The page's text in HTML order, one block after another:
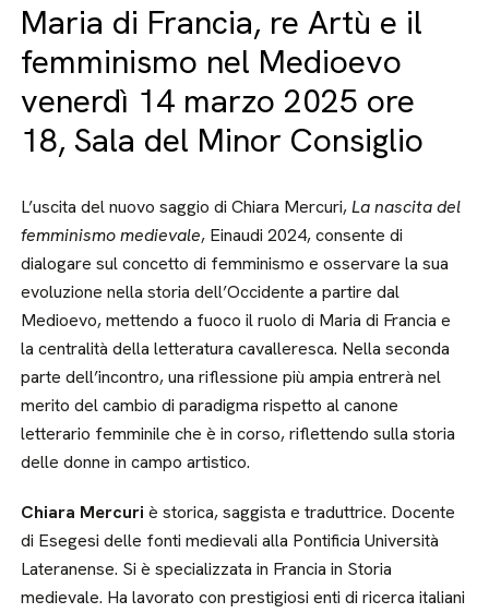
Maria di Francia, re Artù e il
femminismo nel Medioevo
venerdì 14 marzo 2025 ore
18, Sala del Minor Consiglio
L’uscita del nuovo saggio di Chiara Mercuri,La nascita del
femminismo medievale, Einaudi 2024, consente di
dialogare sul concetto di femminismo e osservare la sua
evoluzione nella storia dell’Occidente a partire dal
Medioevo, mettendo a fuoco il ruolo di Maria di Francia e
la centralità della letteratura cavalleresca. Nella seconda
parte dell’incontro, una riflessione più ampia entrerà nel
merito del cambio di paradigma rispetto al canone
letterario femminile che è in corso, riflettendo sulla storia
delle donne in campo artistico.
Chiara Mercuri è storica, saggista e traduttrice. Docente
di Esegesi delle fonti medievali alla Pontificia Università
Lateranense. Si è specializzata in Francia in Storia
medievale. Ha lavorato con prestigiosi enti di ricerca italiani